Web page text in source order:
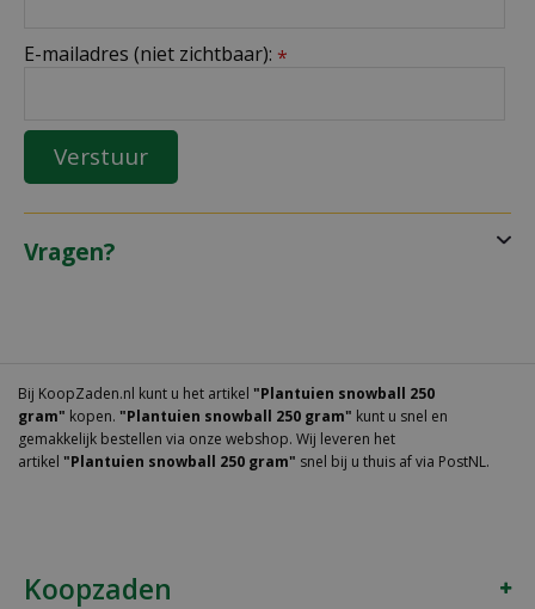
E-mailadres (niet zichtbaar): *
Vragen?
Bij KoopZaden.nl kunt u het artikel "Plantuien snowball 250
gram" kopen. "Plantuien snowball 250 gram" kunt u snel en
gemakkelijk bestellen via onze webshop. Wij leveren het
artikel "Plantuien snowball 250 gram" snel bij u thuis af via PostNL.
Koopzaden